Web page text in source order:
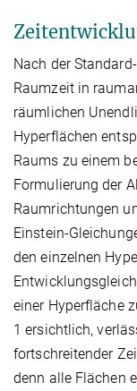
Nach der
Raumzeit in
räumlichen
Hyperflächen
Raums zu einem
Formulierung der
Raumrichtungen
Einstein-
den einzelnen
einer Hyperfläche
1 ersichtlich,
fortschreitender
denn alle Flächen